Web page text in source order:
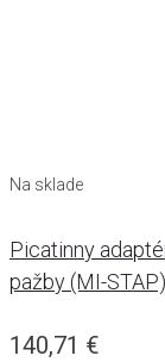
Na sklade
Picatinny
pažby (MI-STAP)
140,71 €